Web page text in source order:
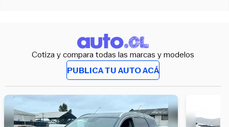
Cotiza y compara todas las marcas y modelos
PUBLICA TU AUTO ACÁ